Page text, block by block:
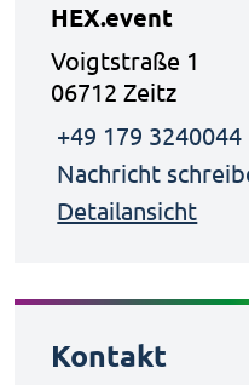
HEX.event
Voigtstraße 1
06712 Zeitz
+49 179 3240044
Nachricht
Detailansicht
Kontakt